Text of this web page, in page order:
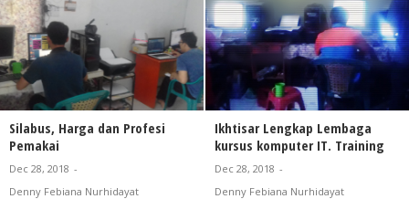
Silabus, Harga dan Profesi
Pemakai
Dec 28, 2018 -
Denny Febiana Nurhidayat
Ikhtisar Lengkap Lembaga
kursus komputer IT. Training
Dec 28, 2018 -
Denny Febiana Nurhidayat